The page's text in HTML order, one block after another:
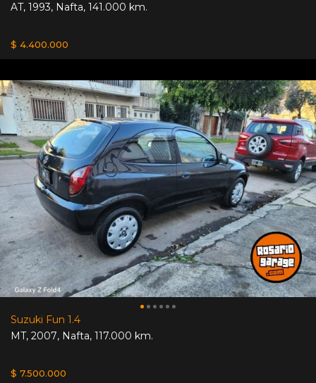
AT, 1993, Nafta, 141.000 km.
$ 4.400.000
Suzuki Fun 1.4
MT, 2007, Nafta, 117.000 km.
$ 7.500.000